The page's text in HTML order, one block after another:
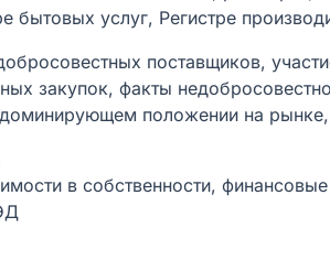
бытовых услуг, Регистре
поставщиков,
закупок, факты
положении на
в собственности, финансовые